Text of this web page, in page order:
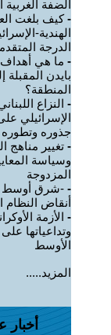
الضفة
-كيف بلغت
الهندية-
الدرجة
- ما هي أهداف
بايدن المقبلة
المنطقة؟
- النزاع
الإسرائيلي
جذوره وتطوره
- تغيير مناهج
وسياسة
المزدوجة
- -شرق أوسط
أنقاض النظام
- الأزمة
وتداعياتها
الأوسط
المزيد.....
أخبار